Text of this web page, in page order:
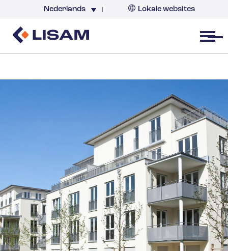
Nederlands Lokale websites
Open menu